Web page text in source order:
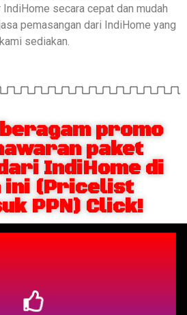
secara cepat dan mudah
pemasangan dari IndiHome yang
kami sediakan.
promo
paket
IndiHome di
ini (Pricelist
PPN) Click!